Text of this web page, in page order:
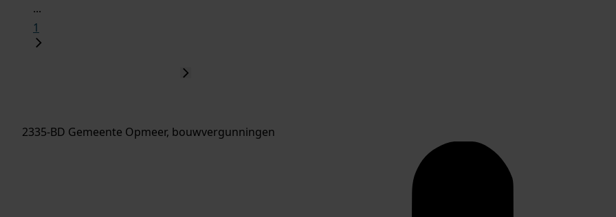
...
1
2335-BD Gemeente Opmeer, bouwvergunningen